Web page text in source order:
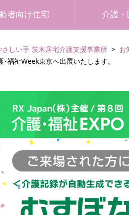
者向け住宅 介護・
さしい手 茨木居宅介護支援事業所
お
福祉Week東京へ出展いたします。